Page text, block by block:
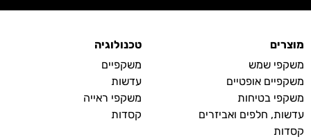
מוצרים
משקפי שמש
משקפיים אופטיים
משקפי בטיחות
עדשות, חלפים ואביזרים
קסדות
טכנולוגיה
משקפיים
עדשות
משקפי ראייה
קסדות